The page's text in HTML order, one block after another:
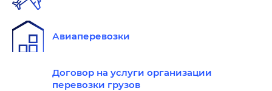
Авиаперевозки
Договор на услуги организации
перевозки грузов